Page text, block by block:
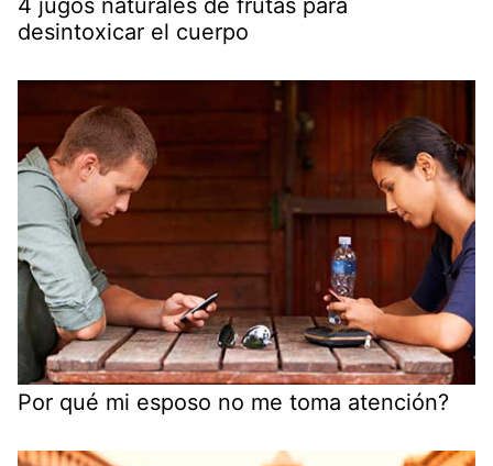
4 jugos naturales de frutas para
desintoxicar el cuerpo
Por qué mi esposo no me toma atención?